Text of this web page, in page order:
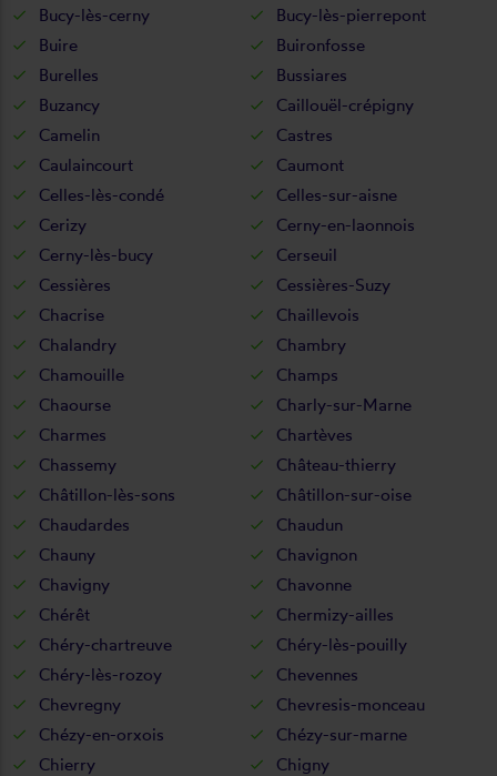
Bucy-lès-cerny
Bucy-lès-pierrepont
Buire
Buironfosse
Burelles
Bussiares
Buzancy
Caillouël-crépigny
Camelin
Castres
Caulaincourt
Caumont
Celles-lès-condé
Celles-sur-aisne
Cerizy
Cerny-en-laonnois
Cerny-lès-bucy
Cerseuil
Cessières
Cessières-Suzy
Chacrise
Chaillevois
Chalandry
Chambry
Chamouille
Champs
Chaourse
Charly-sur-Marne
Charmes
Chartèves
Chassemy
Château-thierry
Châtillon-lès-sons
Châtillon-sur-oise
Chaudardes
Chaudun
Chauny
Chavignon
Chavigny
Chavonne
Chérêt
Chermizy-ailles
Chéry-chartreuve
Chéry-lès-pouilly
Chéry-lès-rozoy
Chevennes
Chevregny
Chevresis-monceau
Chézy-en-orxois
Chézy-sur-marne
Chierry
Chigny